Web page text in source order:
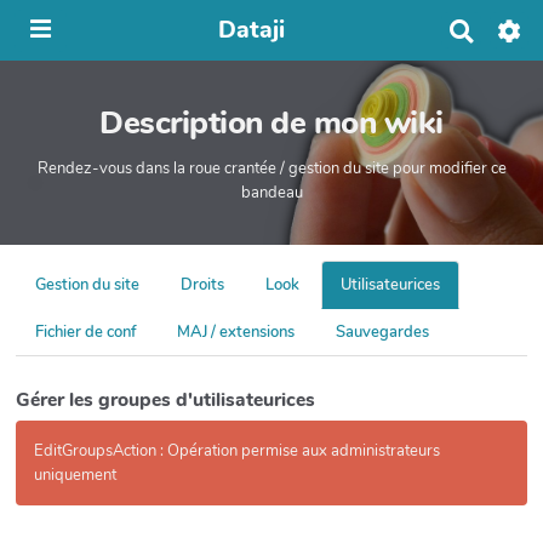
Dataji
e
r
c
r
Description de mon wiki
Rendez-vous dans la roue crantée / gestion du site pour modifier ce
bandeau
Gestion du site Droits Look Utilisateurices
Fichier de conf MAJ / extensions Sauvegardes
Gérer les groupes d'utilisateurices
EditGroupsAction : Opération permise aux administrateurs
uniquement